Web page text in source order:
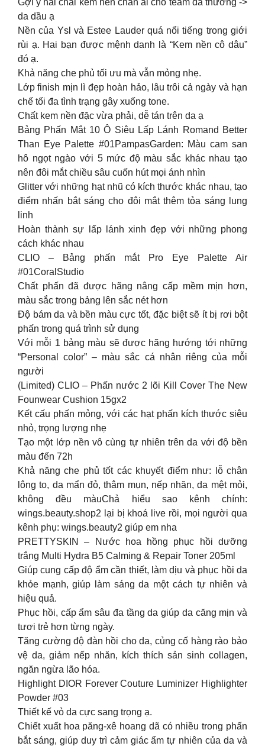
da dầu ạ
Nền của Ysl và Estee Lauder quá nổi tiếng trong giới
rùi ạ. Hai bạn được mệnh danh là “Kem nền cô dâu”
đó ạ.
Khả năng che phủ tối ưu mà vẫn mỏng nhẹ.
Lớp finish mịn lì đẹp hoàn hảo, lâu trôi cả ngày và hạn
chế tối đa tình trạng gây xuống tone.
Chất kem nền đặc vừa phải, dễ tán trên da ạ
Bảng Phấn Mắt 10 Ô Siêu Lấp Lánh Romand Better
Than Eye Palette #01PampasGarden: Màu cam san
hô ngọt ngào với 5 mức độ màu sắc khác nhau tạo
nên đôi mắt chiều sâu cuốn hút mọi ánh nhìn
Glitter với những hạt nhũ có kích thước khác nhau, tạo
điểm nhấn bắt sáng cho đôi mắt thêm tỏa sáng lung
linh
Hoàn thành sự lấp lánh xinh đẹp với những phong
cách khác nhau
CLIO – Bảng phấn mắt Pro Eye Palette Air
#01CoralStudio
Chất phấn đã được hãng nâng cấp mềm mịn hơn,
màu sắc trong bảng lên sắc nét hơn
Độ bám da và bền màu cực tốt, đặc biệt sẽ ít bị rơi bột
phấn trong quá trình sử dụng
Với mỗi 1 bảng màu sẽ được hãng hướng tới những
“Personal color” – màu sắc cá nhân riêng của mỗi
người
(Limited) CLIO – Phấn nước 2 lõi Kill Cover The New
Founwear Cushion 15gx2
Kết cấu phấn mỏng, với các hạt phấn kích thước siêu
nhỏ, trọng lượng nhẹ
Tạo một lớp nền vô cùng tự nhiên trên da với độ bền
màu đến 72h
Khả năng che phủ tốt các khuyết điểm như: lỗ chân
lông to, da mẩn đỏ, thâm mụn, nếp nhăn, da mệt mỏi,
không đều màuChả hiểu sao kênh chính:
wings.beauty.shop2 lại bị khoá live rồi, mọi người qua
kênh phụ: wings.beauty2 giúp em nha
PRETTYSKIN – Nước hoa hồng phục hồi dưỡng
trắng Multi Hydra B5 Calming & Repair Toner 205ml
Giúp cung cấp độ ẩm cần thiết, làm dịu và phục hồi da
khỏe mạnh, giúp làm sáng da một cách tự nhiên và
hiệu quả.
Phục hồi, cấp ẩm sâu đa tầng da giúp da căng mịn và
tươi trẻ hơn từng ngày.
Tăng cường độ đàn hồi cho da, củng cố hàng rào bảo
vệ da, giảm nếp nhăn, kích thích sản sinh collagen,
ngăn ngừa lão hóa.
Highlight DIOR Forever Couture Luminizer Highlighter
Powder #03
Thiết kế vỏ da cực sang trọng ạ.
Chiết xuất hoa păng-xê hoang dã có nhiều trong phấn
bắt sáng, giúp duy trì cảm giác ẩm tự nhiên của da và